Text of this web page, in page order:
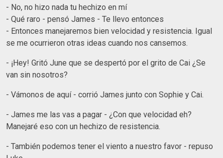
- No, no hizo nada tu hechizo en mí
- Qué raro - pensó James - Te llevo entonces
- Entonces manejaremos bien velocidad y resistencia. Igual
se me ocurrieron otras ideas cuando nos cansemos.
- ¡Hey! Gritó June que se despertó por el grito de Cai ¿Se
van sin nosotros?
- Vámonos de aquí - corrió James junto con Sophie y Cai.
- James me las vas a pagar - ¿Con que velocidad eh?
Manejaré eso con un hechizo de resistencia.
- También podemos tener el viento a nuestro favor - repuso